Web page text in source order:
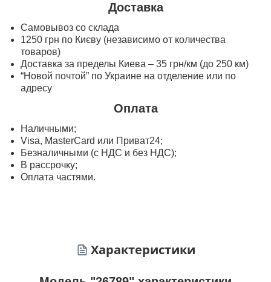
Доставка
Самовывоз со склада
1250 грн по Києву (независимо от количества
товаров)
Доставка за пределы Киева – 35 грн/км (до 250 км)
“Новой почтой” по Украине на отделение или по
адресу
Оплата
Наличными;
Visa, MasterСard или Приват24;
Безналичными (с НДС и без НДС);
В рассрочку;
Оплата частями.
Характеристики